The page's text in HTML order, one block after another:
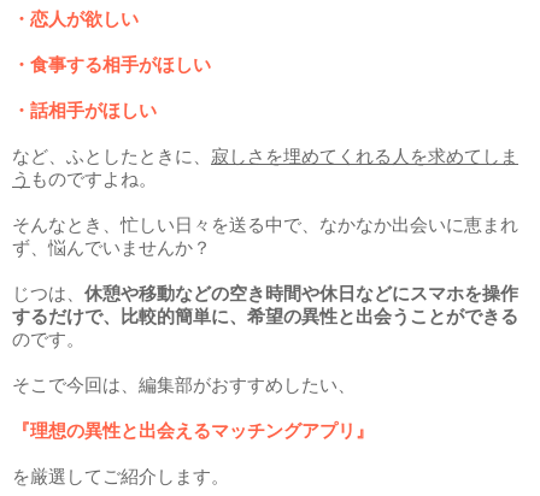
・恋人が欲しい
・食事する相手がほしい
・話相手がほしい
など、ふとしたときに、 寂しさを埋めてくれる人を求めてしま
う ものですよね。
そんなとき、忙しい日々を送る中で、なかなか出会いに恵まれ
ず、悩んでいませんか？
じつは、 休憩や移動などの空き時間や休日などにスマホを操作
するだけで、比較的簡単に、希望の異性と出会うことができる
のです。
そこで今回は、編集部がおすすめしたい、
『理想の異性と出会えるマッチングアプリ』
を厳選してご紹介します。